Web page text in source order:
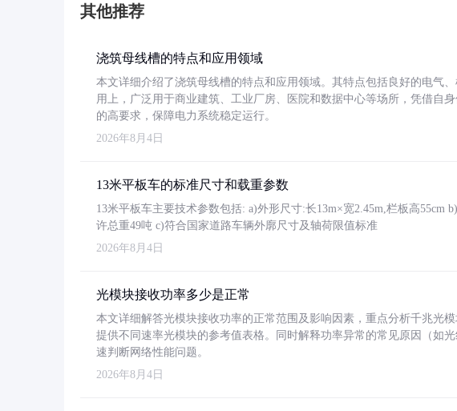
其他推荐
浇筑母线槽的特点和应用领域
本文详细介绍了浇筑母线槽的特点和应用领域。其特点包括良好的电气
用上，广泛用于商业建筑、工业厂房、医院和数据中心等场所，凭借自
的高要求，保障电力系统稳定运行。
2026年8月4日
13米平板车的标准尺寸和载重参数
13米平板车主要技术参数包括: a)外形尺寸:长13m×宽2.45m,栏板高55cm
许总重49吨 c)符合国家道路车辆外廓尺寸及轴荷限值标准
2026年8月4日
光模块接收功率多少是正常
本文详细解答光模块接收功率的正常范围及影响因素，重点分析千兆光
提供不同速率光模块的参考值表格。同时解释功率异常的常见原因（如
速判断网络性能问题。
2026年8月4日